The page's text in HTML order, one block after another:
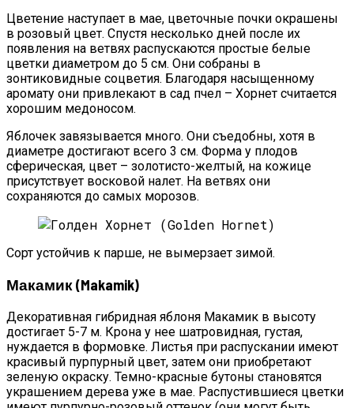
Цветение наступает в мае, цветочные почки окрашены
в розовый цвет. Спустя несколько дней после их
появления на ветвях распускаются простые белые
цветки диаметром до 5 см. Они собраны в
зонтиковидные соцветия. Благодаря насыщенному
аромату они привлекают в сад пчел – Хорнет считается
хорошим медоносом.
Яблочек завязывается много. Они съедобны, хотя в
диаметре достигают всего 3 см. Форма у плодов
сферическая, цвет – золотисто-желтый, на кожице
присутствует восковой налет. На ветвях они
сохраняются до самых морозов.
Сорт устойчив к парше, не вымерзает зимой.
Макамик (Makamik)
Декоративная гибридная яблоня Макамик в высоту
достигает 5-7 м. Крона у нее шатровидная, густая,
нуждается в формовке. Листья при распускании имеют
красивый пурпурный цвет, затем они приобретают
зеленую окраску. Темно-красные бутоны становятся
украшением дерева уже в мае. Распустившиеся цветки